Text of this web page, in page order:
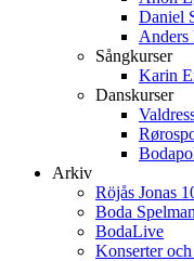
Daniel
Anders
Sångkurser
Karin
Danskurser
Arkiv
Röjås Jonas
Boda
BodaLive
Konserter